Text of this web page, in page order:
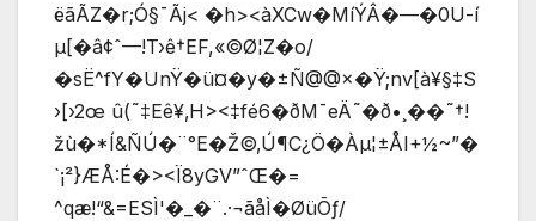
ëãÃZ�r;Ó§¯Ãj< �h><àXCw�MíÝÂ�—�0U-í
µ[�â¢ˆ—!T›ê†EF,«©Ø¦Z�o/
�sË^fY�UnŸ�ü¤�y�±Ñ@@×�Ÿ;nv[à¥§‡S
›[›2œ û(˜‡Eê¥‚H><‡fé6�ðM¯eÄ˜�ð•¸��˜†!
žù�*Í&ÑÚ�¨°E�Ž©‚Ú¶C¿Ö�Àµ¦±ÅI+½~”�
`¡²}ÆÅ:É�><Ï8yGV”ˆŒ�=
^qæ!“&=ESÌ'�_�¨.·¬ãåÌ�ØüÕƒ/